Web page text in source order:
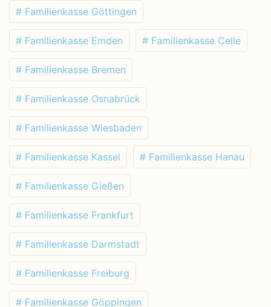
# Familienkasse Göttingen
# Familienkasse Emden # Familienkasse Celle
# Familienkasse Bremen
# Familienkasse Osnabrück
# Familienkasse Wiesbaden
# Familienkasse Kassel # Familienkasse Hanau
# Familienkasse Gießen
# Familienkasse Frankfurt
# Familienkasse Darmstadt
# Familienkasse Freiburg
# Familienkasse Göppingen